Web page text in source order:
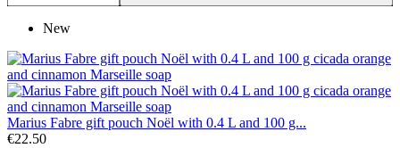
New
Marius Fabre gift pouch Noël with 0.4 L and 100 g...
€22.50